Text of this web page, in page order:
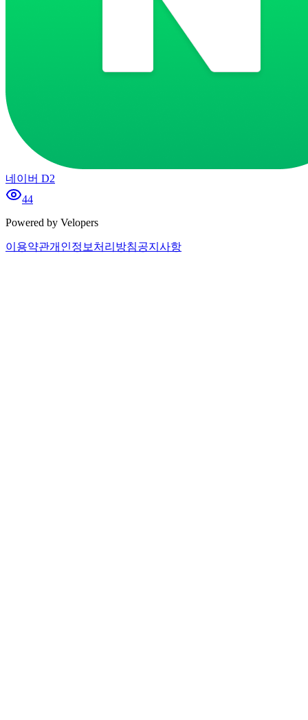
네이버 D2
44
Powered by Velopers
이용약관개인정보처리방침공지사항